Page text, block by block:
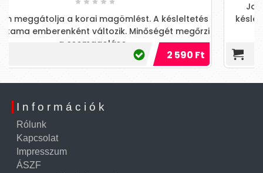
A késleltetés
megőrzi
JoyDrops® Male External Genital Care
késlelteti az ejakulációt azáltal, hogy
pénisz erekció közbe
Információk
Rólunk
Kapcsolat
Impresszum
ÁSZF